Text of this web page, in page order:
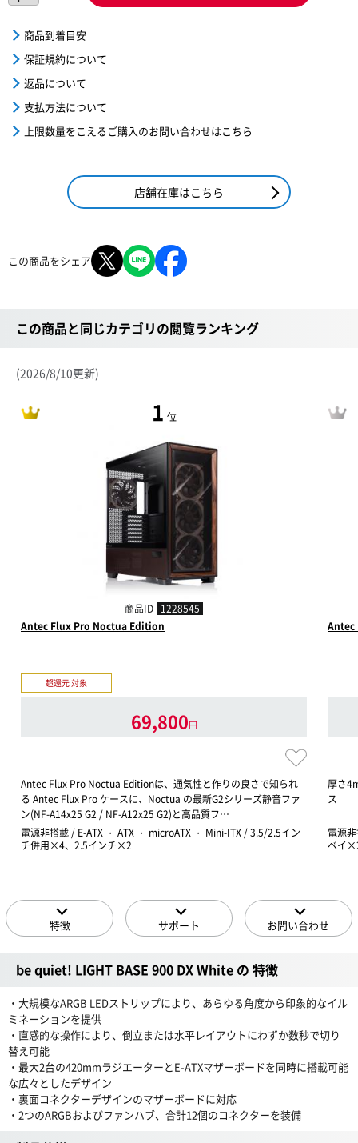
商品到着目安
保証規約について
返品について
支払方法について
上限数量をこえるご購入のお問い合わせはこちら
店舗在庫はこちら
この商品をシェア
この商品と同じカテゴリの閲覧ランキング
(2026/8/10更新)
1 位
商品ID 1228545
Antec Flux Pro Noctua Edition
超還元 対象
69,800円
Antec Flux Pro Noctua Editionは、通気性と作りの良さで知られ
る Antec Flux Pro ケースに、Noctua の最新G2シリーズ静音ファ
ン(NF-A14x25 G2 / NF-A12x25 G2)と高品質フ…
電源非搭載 / E-ATX ・ ATX ・ microATX ・ Mini-ITX / 3.5/2.5イン
チ併用×4、2.5インチ×2
Antec
厚さ
ス
電源
ベイ
特徴 サポート お問い合わせ
be quiet! LIGHT BASE 900 DX White の 特徴
・大規模なARGB LEDストリップにより、あらゆる角度から印象的なイル
ミネーションを提供
・直感的な操作により、倒立または水平レイアウトにわずか数秒で切り
替え可能
・最大2台の420mmラジエーターとE-ATXマザーボードを同時に搭載可能
な広々としたデザイン
・裏面コネクターデザインのマザーボードに対応
・2つのARGBおよびファンハブ、合計12個のコネクターを装備